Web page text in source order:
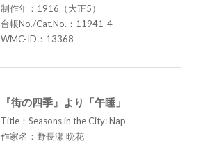
制作年：1916（大正5）
台帳No./Cat.No.：11941-4
WMC-ID：13368
『街の四季』より「午睡」
Title：Seasons in the City: Nap
作家名：野長瀬 晩花